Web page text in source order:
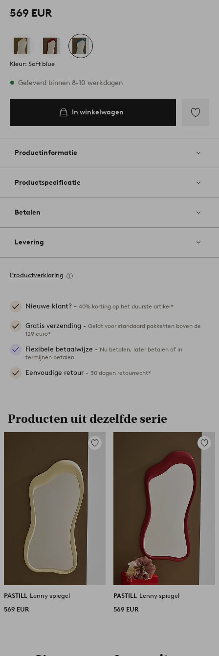
569 EUR
Kleur: Soft blue
Op voorraad
Geleverd binnen 8-10 werkdagen
In winkelwagen
aan
Productinformatie
Productspecificatie
Betalen
Levering
Productverklaring
Nieuwe klant? - 40% korting op het duurste artikel*
Gratis verzending - Geldt voor standaard pakketten boven de
129 euro*
Flexibele betaalwijze - Nu betalen, later betalen of in
termijnen betalen
Eenvoudige retour - 30 dagen retourrecht*
Producten uit dezelfde serie
Toevoegen
PASTILL Lenny spiegel
569 EUR
PASTILL Lenny spiegel
569 EUR